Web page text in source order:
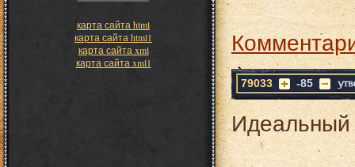
79033 -85
Идеальный
карта сайта html
карта сайта html1
карта сайта xml
карта сайта xml1